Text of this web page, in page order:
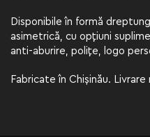
Disponibile în formă
asimetrică, cu opțiuni
anti-aburire, polițe, logo
Fabricate în Chișinău.